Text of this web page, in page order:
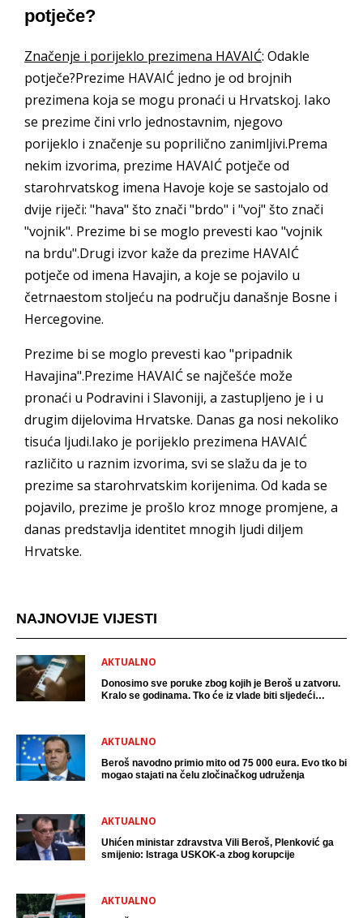
potječe?
Značenje i porijeklo prezimena HAVAIĆ: Odakle
potječe?Prezime HAVAIĆ jedno je od brojnih
prezimena koja se mogu pronaći u Hrvatskoj. Iako
se prezime čini vrlo jednostavnim, njegovo
porijeklo i značenje su poprilično zanimljivi.Prema
nekim izvorima, prezime HAVAIĆ potječe od
starohrvatskog imena Havoje koje se sastojalo od
dvije riječi: "hava" što znači "brdo" i "voj" što znači
"vojnik". Prezime bi se moglo prevesti kao "vojnik
na brdu".Drugi izvor kaže da prezime HAVAIĆ
potječe od imena Havajin, a koje se pojavilo u
četrnaestom stoljeću na području današnje Bosne i
Hercegovine.
Prezime bi se moglo prevesti kao "pripadnik
Havajina".Prezime HAVAIĆ se najčešće može
pronaći u Podravini i Slavoniji, a zastupljeno je i u
drugim dijelovima Hrvatske. Danas ga nosi nekoliko
tisuća ljudi.Iako je porijeklo prezimena HAVAIĆ
različito u raznim izvorima, svi se slažu da je to
prezime sa starohrvatskim korijenima. Od kada se
pojavilo, prezime je prošlo kroz mnoge promjene, a
danas predstavlja identitet mnogih ljudi diljem
Hrvatske.
NAJNOVIJE VIJESTI
AKTUALNO
Donosimo sve poruke zbog kojih je Beroš u zatvoru.
Kralo se godinama. Tko će iz vlade biti sljedeći
AKTUALNO
Beroš navodno primio mito od 75 000 eura. Evo tko bi
mogao stajati na čelu zločinačkog udruženja
AKTUALNO
Uhićen ministar zdravstva Vili Beroš, Plenković ga
smijenio: Istraga USKOK-a zbog korupcije
AKTUALNO